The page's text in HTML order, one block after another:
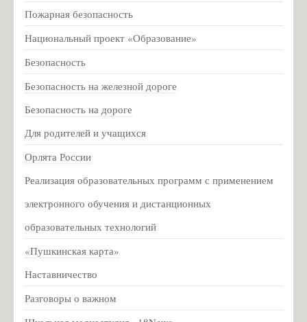
16 мая ушла из жизни Ида Филипповна Горелик
Техника безопасности летом
Пакет мер социальной поддержки жителей Псковской
области
Большая перемена
График организационных собраний с обучающимися и/или
родителями обучающихся
Всероссийские проверочные работы (ВПР)
Техника безопасности ПДД
Список Первоклассников 2021-2022
Расписание звонков на 2021-2022 уч.год
2025-2026 учебный год
Информация для родителей о приеме в 10 класс на 2025-
Пожарная безопасность
Национальный проект «Образование»
Безопасность
Безопасность на железной дороге
Безопасность на дороге
Для родителей и учащихся
Орлята России
Реализация образовательных программ с применением
электронного обучения и дистанционных
образовательных технологий
«Пушкинская карта»
Наставничество
Разговоры о важном